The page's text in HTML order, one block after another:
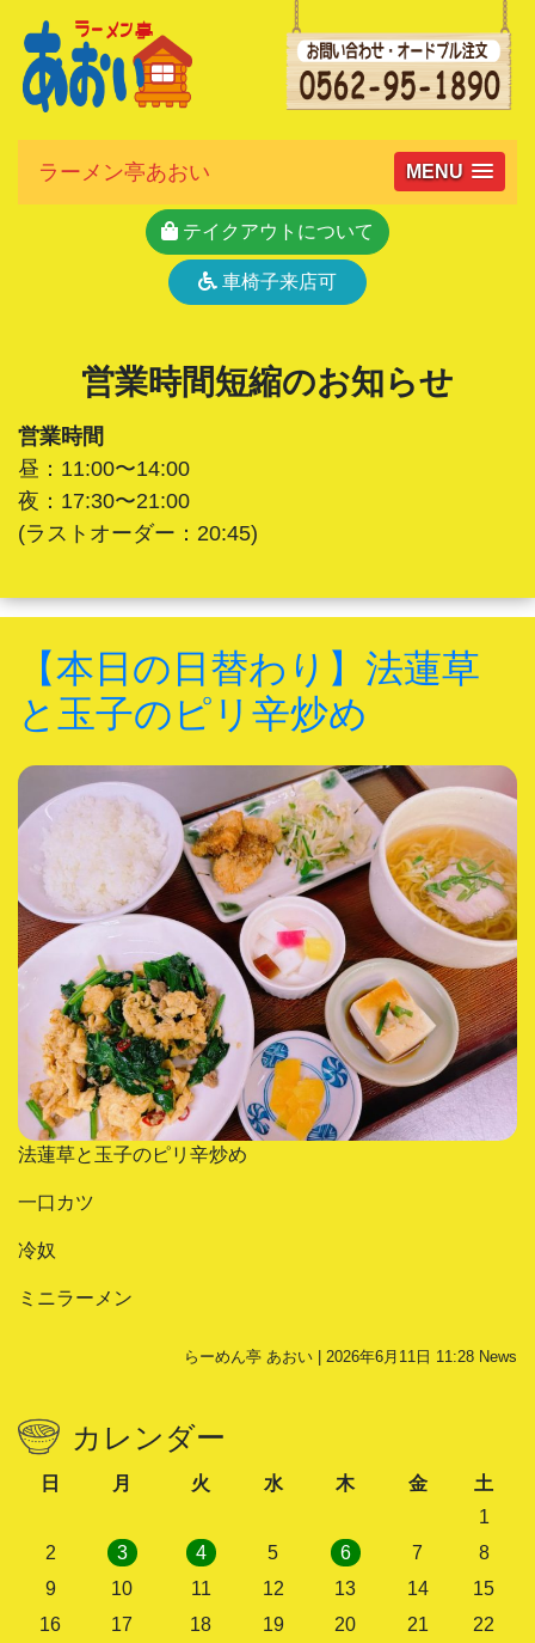
ラーメン亭あおい MENU
テイクアウトについて
車椅子来店可
営業時間短縮のお知らせ
営業時間
昼：11:00〜14:00
夜：17:30〜21:00
(ラストオーダー：20:45)
【本日の日替わり】法蓮草
と玉子のピリ辛炒め
法蓮草と玉子のピリ辛炒め
一口カツ
冷奴
ミニラーメン
らーめん亭 あおい | 2026年6月11日 11:28 News
カレンダー
日 月 火 水 木 金
土
1
2
3 4 5 6 7
8
9
10 11 12 13 14
15
16
17 18 19 20 21
22